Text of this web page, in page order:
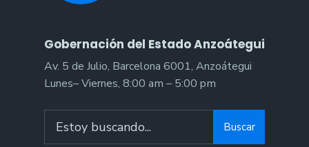
Gobernación del Estado Anzoátegui
Av. 5 de Julio, Barcelona 6001, Anzoátegui
Lunes– Viernes, 8:00 am – 5:00 pm
Buscar